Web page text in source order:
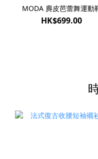
MODA 麂皮芭蕾舞運動
HK$699.00